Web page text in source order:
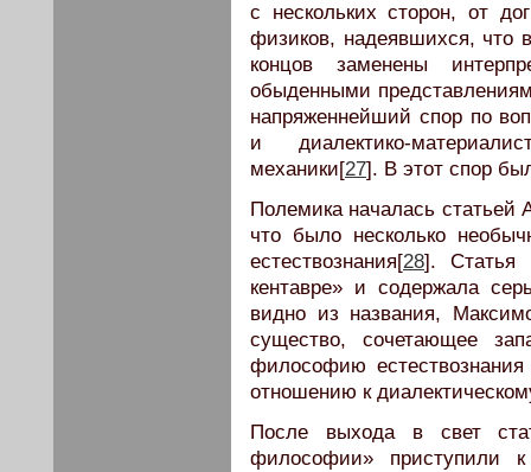
с нескольких сторон, от
физиков, надеявшихся, что
концов заменены
обыденными
напряженнейший спор по
и диалектико-
механики[27]. В этот спор
Полемика началась статьей
что было несколько
естествознания[28]. Статья
кентавре» и содержала
видно из названия,
существо, сочетающее
философию
отношению к
После выхода в свет
философии» приступили к